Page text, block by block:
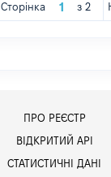
Сторінка з 2
ПРО РЕЄСТР
ВІДКРИТИЙ АРІ
СТАТИСТИЧНІ ДАНІ